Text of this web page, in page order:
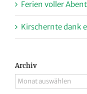
Ferien voller
Kirschernte dank
Archiv
Archiv